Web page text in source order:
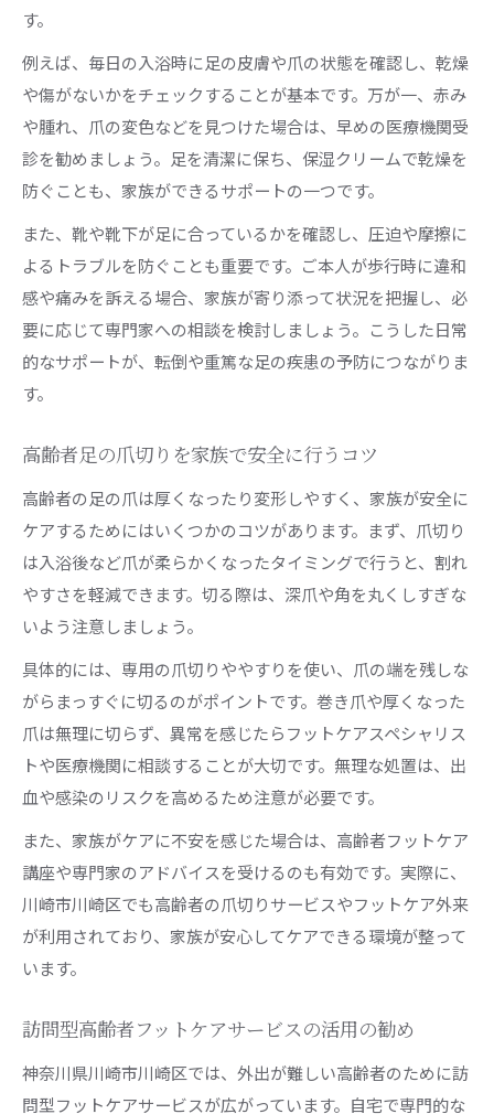
す。
例えば、毎日の入浴時に足の皮膚や爪の状態を確認し、乾燥
や傷がないかをチェックすることが基本です。万が一、赤み
や腫れ、爪の変色などを見つけた場合は、早めの医療機関受
診を勧めましょう。足を清潔に保ち、保湿クリームで乾燥を
防ぐことも、家族ができるサポートの一つです。
また、靴や靴下が足に合っているかを確認し、圧迫や摩擦に
よるトラブルを防ぐことも重要です。ご本人が歩行時に違和
感や痛みを訴える場合、家族が寄り添って状況を把握し、必
要に応じて専門家への相談を検討しましょう。こうした日常
的なサポートが、転倒や重篤な足の疾患の予防につながりま
す。
高齢者足の爪切りを家族で安全に行うコツ
高齢者の足の爪は厚くなったり変形しやすく、家族が安全に
ケアするためにはいくつかのコツがあります。まず、爪切り
は入浴後など爪が柔らかくなったタイミングで行うと、割れ
やすさを軽減できます。切る際は、深爪や角を丸くしすぎな
いよう注意しましょう。
具体的には、専用の爪切りややすりを使い、爪の端を残しな
がらまっすぐに切るのがポイントです。巻き爪や厚くなった
爪は無理に切らず、異常を感じたらフットケアスペシャリス
トや医療機関に相談することが大切です。無理な処置は、出
血や感染のリスクを高めるため注意が必要です。
また、家族がケアに不安を感じた場合は、高齢者フットケア
講座や専門家のアドバイスを受けるのも有効です。実際に、
川崎市川崎区でも高齢者の爪切りサービスやフットケア外来
が利用されており、家族が安心してケアできる環境が整って
います。
訪問型高齢者フットケアサービスの活用の勧め
神奈川県川崎市川崎区では、外出が難しい高齢者のために訪
問型フットケアサービスが広がっています。自宅で専門的な